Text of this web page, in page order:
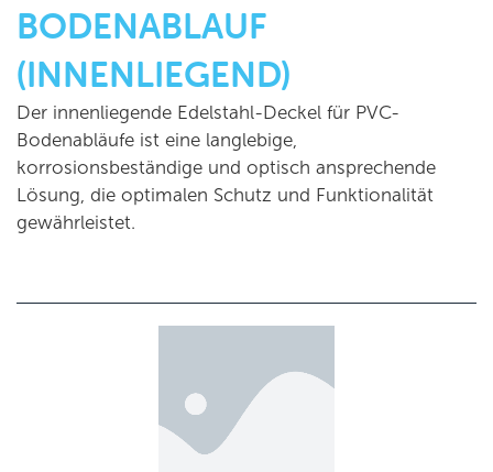
BODENABLAUF
(INNENLIEGEND)
Der innenliegende Edelstahl-Deckel für PVC-
Bodenabläufe ist eine langlebige,
korrosionsbeständige und optisch ansprechende
Lösung, die optimalen Schutz und Funktionalität
gewährleistet.